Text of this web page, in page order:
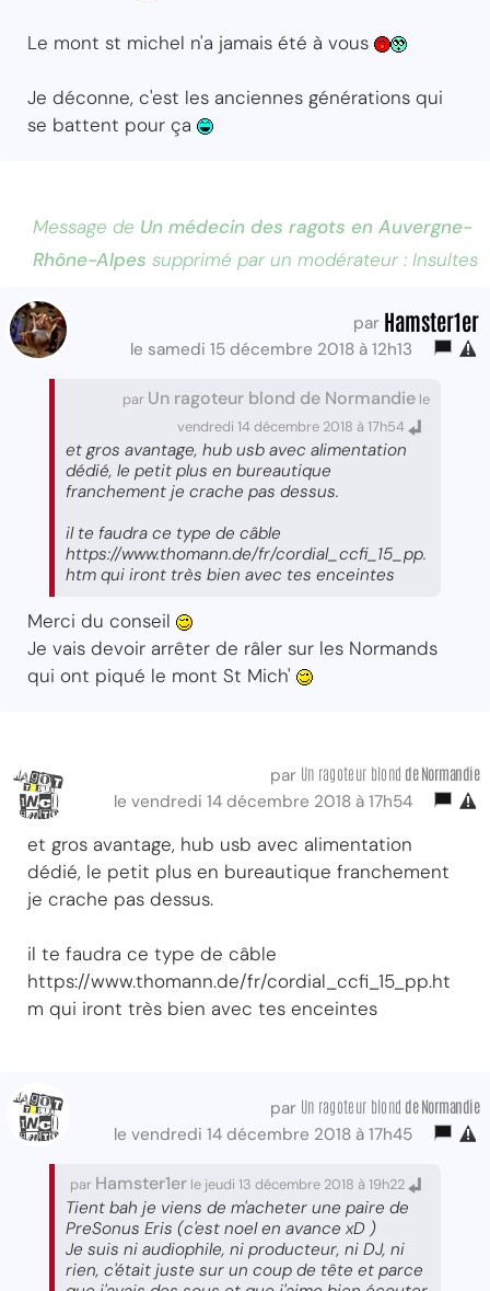
Le mont st michel n'a jamais été à vous
Je déconne, c'est les anciennes générations qui
se battent pour ça
Message de Un médecin des ragots en Auvergne-
Rhône-Alpes supprimé par un modérateur : Insultes
par Hamster1er
le samedi 15 décembre 2018 à 12h13
par Un ragoteur blond de Normandie le
vendredi 14 décembre 2018 à 17h54
et gros avantage, hub usb avec alimentation
dédié, le petit plus en bureautique
franchement je crache pas dessus.
il te faudra ce type de câble
https://www.thomann.de/fr/cordial_ccfi_15_pp.
htm qui iront très bien avec tes enceintes
Merci du conseil
Je vais devoir arrêter de râler sur les Normands
qui ont piqué le mont St Mich'
par Un ragoteur blond de Normandie
le vendredi 14 décembre 2018 à 17h54
et gros avantage, hub usb avec alimentation
dédié, le petit plus en bureautique franchement
je crache pas dessus.
il te faudra ce type de câble
https://www.thomann.de/fr/cordial_ccfi_15_pp.ht
m qui iront très bien avec tes enceintes
par Un ragoteur blond de Normandie
le vendredi 14 décembre 2018 à 17h45
par Hamster1er le jeudi 13 décembre 2018 à 19h22
Tient bah je viens de m'acheter une paire de
PreSonus Eris (c'est noel en avance xD )
Je suis ni audiophile, ni producteur, ni DJ, ni
rien, c'était juste sur un coup de tête et parce